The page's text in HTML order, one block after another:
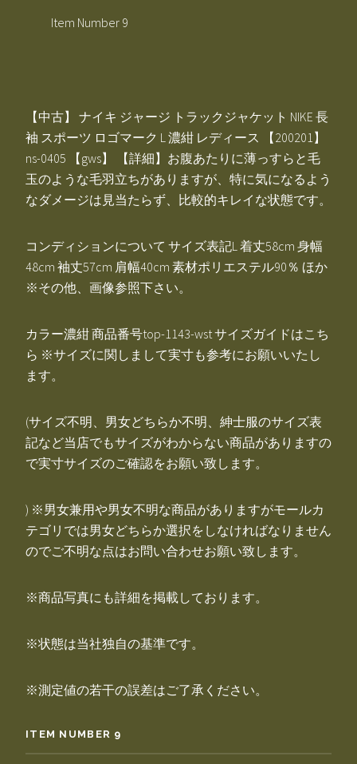
Item Number 9
【中古】 ナイキ ジャージ トラックジャケット NIKE 長
袖 スポーツ ロゴマーク L 濃紺 レディース 【200201】
ns-0405 【gws】 【詳細】お腹あたりに薄っすらと毛
玉のような毛羽立ちがありますが、特に気になるよう
なダメージは見当たらず、比較的キレイな状態です。
コンディションについて サイズ表記L 着丈58cm 身幅
48cm 袖丈57cm 肩幅40cm 素材ポリエステル90％ ほか
※その他、画像参照下さい。
カラー濃紺 商品番号top-1143-wst サイズガイドはこち
ら ※サイズに関しまして実寸も参考にお願いいたし
ます。
(サイズ不明、男女どちらか不明、紳士服のサイズ表
記など当店でもサイズがわからない商品がありますの
で実寸サイズのご確認をお願い致します。
) ※男女兼用や男女不明な商品がありますがモールカ
テゴリでは男女どちらか選択をしなければなりません
のでご不明な点はお問い合わせお願い致します。
※商品写真にも詳細を掲載しております。
※状態は当社独自の基準です。
※測定値の若干の誤差はご了承ください。
ITEM NUMBER 9